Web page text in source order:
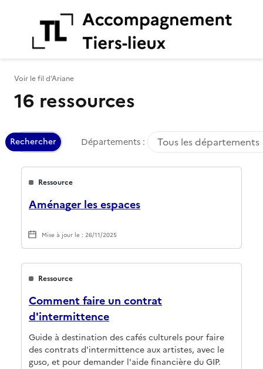
Aiguillage des Tiers-Lieux
Voir le fil d’Ariane
16 ressources
Rechercher Départements : Tous les départements
Ressource
Aménager les espaces
Mise à jour le : 26/11/2025
Ressource
Comment faire un contrat
d'intermittence
Guide à destination des cafés culturels pour faire
des contrats d'intermittence aux artistes, avec le
guso, et pour demander l'aide financière du GIP.